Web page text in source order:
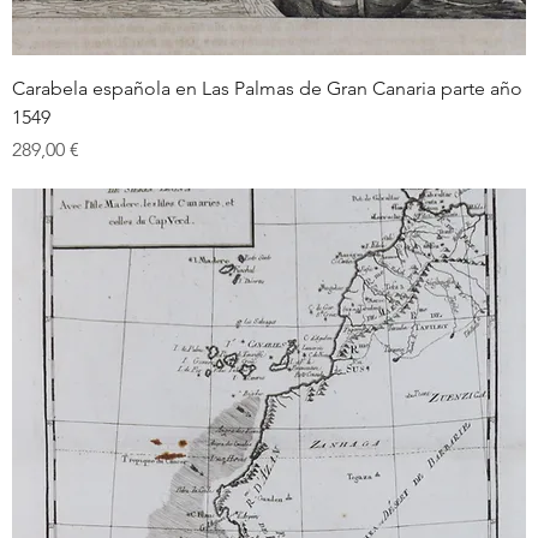
Carabela española en Las Palmas de Gran Canaria parte año
1549
Prix
289,00 €